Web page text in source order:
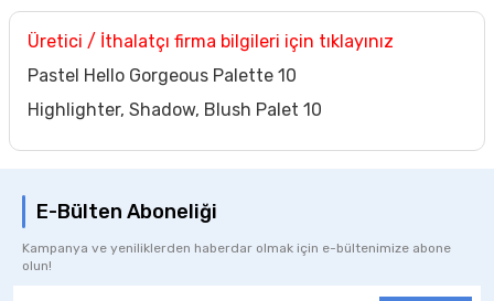
Üretici / İthalatçı firma bilgileri için tıklayınız
Pastel Hello Gorgeous Palette 10
Highlighter, Shadow, Blush Palet 10
E-Bülten Aboneliği
Kampanya ve yeniliklerden haberdar olmak için e-bültenimize abone
olun!